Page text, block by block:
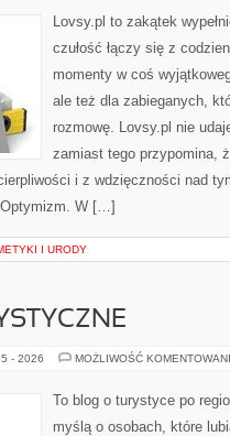
Lovsy.pl to zakątek
czułość łączy się z
momenty w coś
ale też dla zabieganych,
rozmowę. Lovsy.pl nie
zamiast tego przypomina,
i z wdzięczności nad
W […]
I URODY
- 2026 MOŻLIWOŚĆ
To blog o turystyce po
myślą o osobach, które